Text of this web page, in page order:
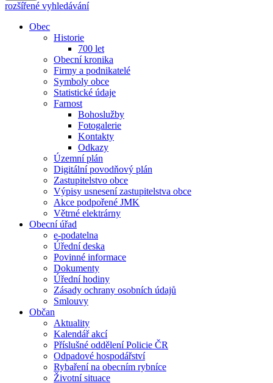
rozšířené vyhledávání
Obec
Historie
700 let
Obecní kronika
Firmy a podnikatelé
Symboly obce
Statistické údaje
Farnost
Bohoslužby
Fotogalerie
Kontakty
Odkazy
Územní plán
Digitální povodňový plán
Zastupitelstvo obce
Výpisy usnesení zastupitelstva obce
Akce podpořené JMK
Větrné elektrárny
Obecní úřad
e-podatelna
Úřední deska
Povinné informace
Dokumenty
Úřední hodiny
Zásady ochrany osobních údajů
Smlouvy
Občan
Aktuality
Kalendář akcí
Příslušné oddělení Policie ČR
Odpadové hospodářství
Rybaření na obecním rybníce
Životní situace